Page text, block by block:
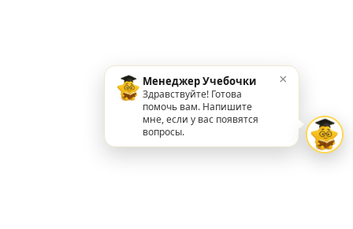
Менеджер Учебочки
Здравствуйте! Готова
помочь вам. Напишите
мне, если у вас появятся
вопросы.
×